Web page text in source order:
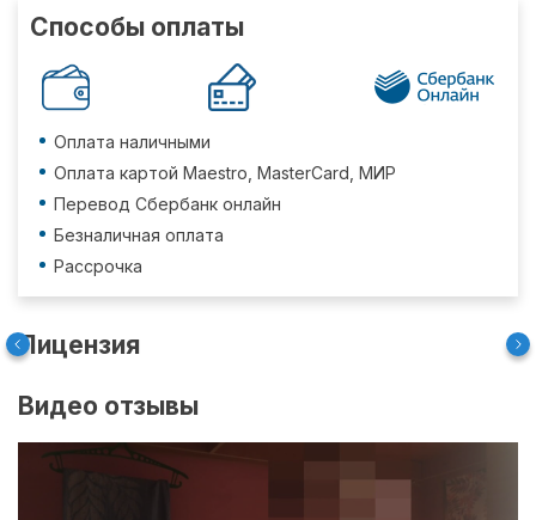
Способы оплаты
Оплата наличными
Оплата картой Maestro, MasterCard, МИР
Перевод Сбербанк онлайн
Безналичная оплата
Рассрочка
Лицензия
Видео отзывы